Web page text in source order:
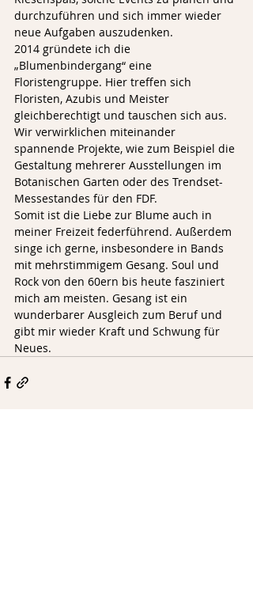
durchzuführen und sich immer wieder
neue Aufgaben auszudenken.
2014 gründete ich die
„Blumenbindergang“ eine
Floristengruppe. Hier treffen sich
Floristen, Azubis und Meister
gleichberechtigt und tauschen sich aus.
Wir verwirklichen miteinander
spannende Projekte, wie zum Beispiel die
Gestaltung mehrerer Ausstellungen im
Botanischen Garten oder des Trendset-
Messestandes für den FDF.
Somit ist die Liebe zur Blume auch in
meiner Freizeit federführend. Außerdem
singe ich gerne, insbesondere in Bands
mit mehrstimmigem Gesang. Soul und
Rock von den 60ern bis heute fasziniert
mich am meisten. Gesang ist ein
wunderbarer Ausgleich zum Beruf und
gibt mir wieder Kraft und Schwung für
Neues.